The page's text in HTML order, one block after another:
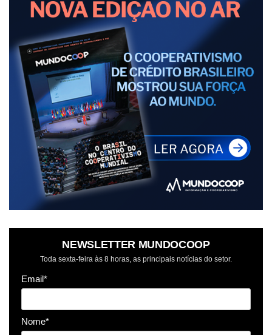
NEWSLETTER MUNDOCOOP
Toda sexta-feira às 8 horas, as principais notícias do setor.
Email*
Nome*